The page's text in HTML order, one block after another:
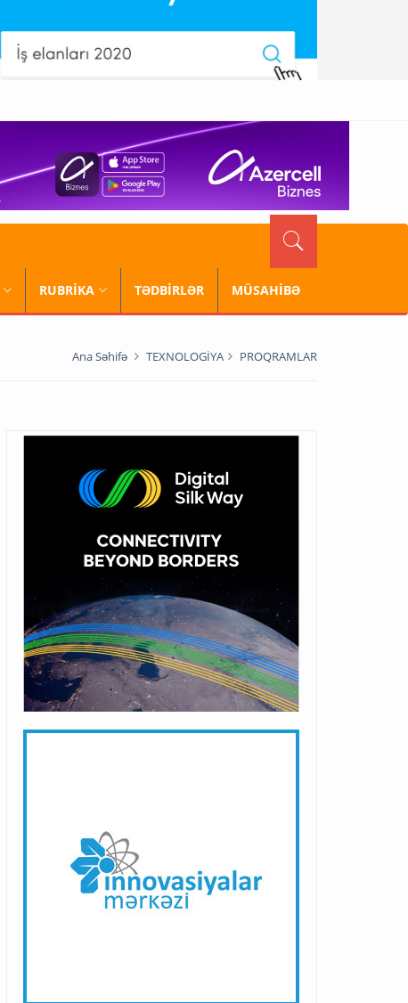
RUBRİKA TƏDBİRLƏR MÜSAHİBƏ
Ana Səhifə TEXNOLOGİYA PROQRAMLAR